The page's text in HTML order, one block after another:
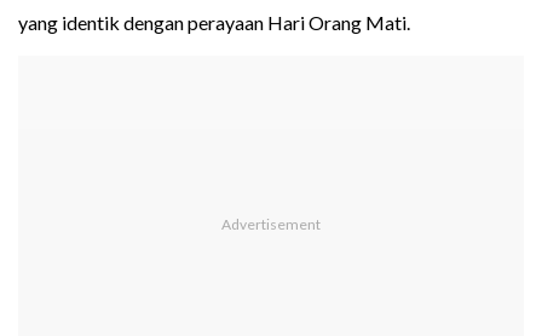
yang identik dengan perayaan Hari Orang Mati.